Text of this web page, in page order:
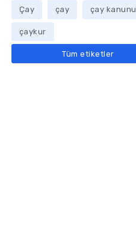
Çay çay çay kanunu
çaykur
Tüm etiketler